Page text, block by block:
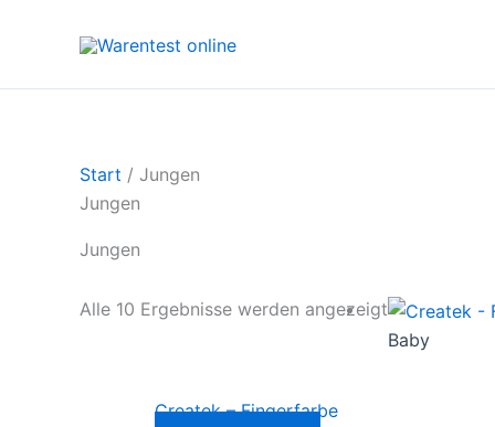
Start / Jungen
Jungen
Jungen
Alle 10 Ergebnisse werden angezeigt
Baby
Createk – Fingerfarbe